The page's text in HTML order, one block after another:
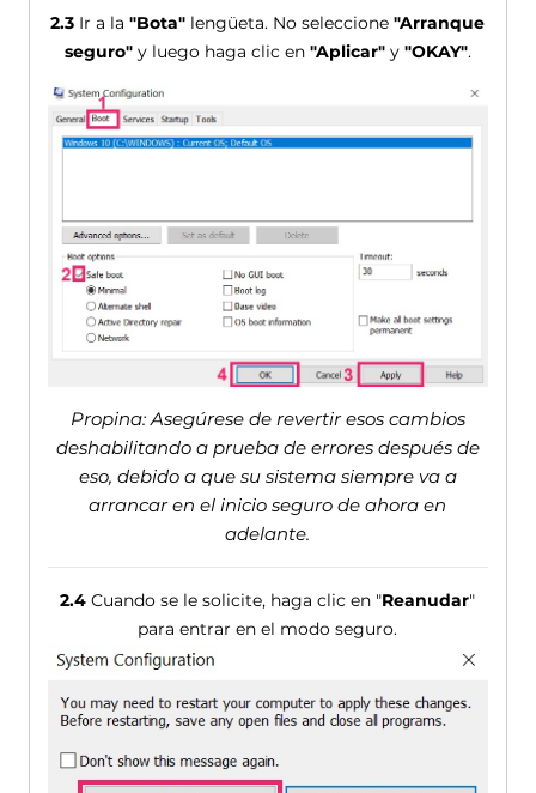
2.3 Ir a la"Bota" lengüeta. No seleccione"Arranque
seguro"y luego haga clic en "Aplicar"y "OKAY".
Propina: Asegúrese de revertir esos cambios
deshabilitando a prueba de errores después de
eso, debido a que su sistema siempre va a
arrancar en el inicio seguro de ahora en
adelante.
2.4 Cuando se le solicite, haga clic en "Reanudar"
para entrar en el modo seguro.